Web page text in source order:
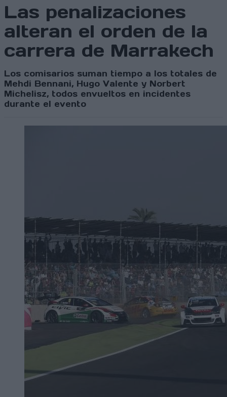
Las penalizaciones
alteran el orden de la
carrera de Marrakech
Los comisarios suman tiempo a los totales de
Mehdi Bennani, Hugo Valente y Norbert
Michelisz, todos envueltos en incidentes
durante el evento